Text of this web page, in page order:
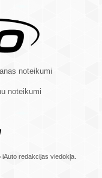
noteikumi
noteikumi
redakcijas viedokļa.